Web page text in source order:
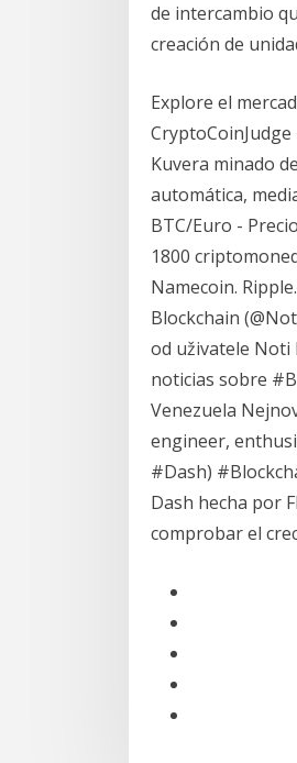
de intercambio
creación de
Explore el
Kuvera minado
automática,
BTC/Euro -
1800
Namecoin.
Blockchain
od uživatele Noti
noticias sobre
Venezuela
engineer,
#Dash)
Dash hecha por
comprobar el